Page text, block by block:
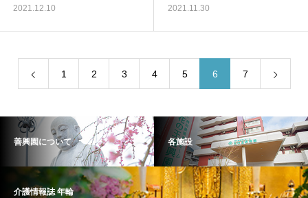
2021.12.10 2021.11.30
1 2 3 4 5 6 7
善興園について 各施設
介護情報誌 年輪